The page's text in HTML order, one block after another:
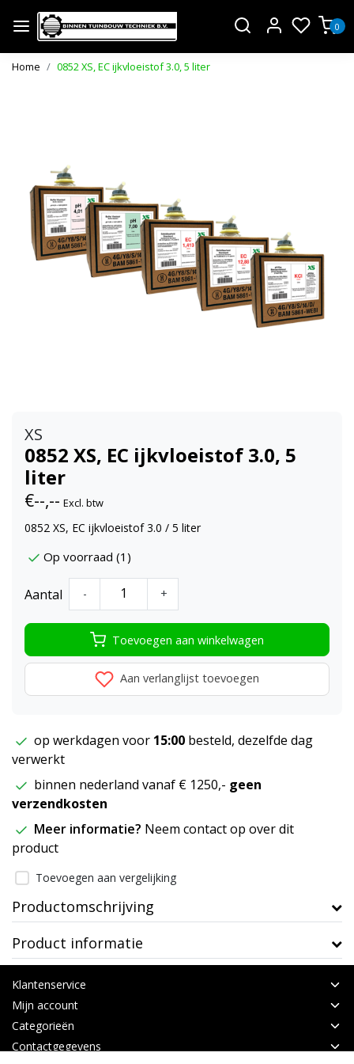
0
Home 0852 XS, EC ijkvloeistof 3.0, 5 liter
XS
0852 XS, EC ijkvloeistof 3.0, 5
liter
€--,-- Excl. btw
0852 XS, EC ijkvloeistof 3.0 / 5 liter
Op voorraad (1)
Aantal - +
Toevoegen aan winkelwagen
Aan verlanglijst toevoegen
op werkdagen voor 15:00 besteld, dezelfde dag
verwerkt
binnen nederland vanaf € 1250,- geen
verzendkosten
Meer informatie? Neem contact op over dit
product
Toevoegen aan vergelijking
Productomschrijving
Product informatie
Klantenservice
Mijn account
Categorieën
Contactgegevens